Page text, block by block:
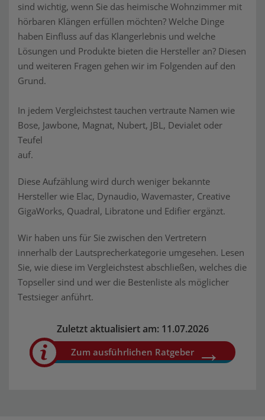
sind wichtig, wenn Sie das heimische Wohnzimmer mit
hörbaren Klängen erfüllen möchten? Welche Dinge
haben Einfluss auf das Klangerlebnis und welche
Lösungen und Produkte bieten die Hersteller an? Diesen
und weiteren Fragen gehen wir im Folgenden auf den
Grund.
In jedem Vergleichstest tauchen vertraute Namen wie
Bose, Jawbone, Magnat, Nubert, JBL, Devialet oder
Teufel
auf.
Diese Aufzählung wird durch weniger bekannte
Hersteller wie Elac, Dynaudio, Wavemaster, Creative
GigaWorks, Quadral, Libratone und Edifier ergänzt.
Wir haben uns für Sie zwischen den Vertretern
innerhalb der Lautsprecherkategorie umgesehen. Lesen
Sie, wie diese im Vergleichstest abschließen, welches die
Topseller sind und wer die Bestenliste als möglicher
Testsieger anführt.
Zuletzt aktualisiert am: 11.07.2026
Zum ausführlichen Ratgeber